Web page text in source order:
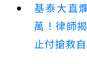
基泰大直
萬！律師
止付搶救